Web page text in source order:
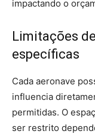
impactando o
Limitações
específicas
Cada aeronave
influencia
permitidas. O
ser restrito